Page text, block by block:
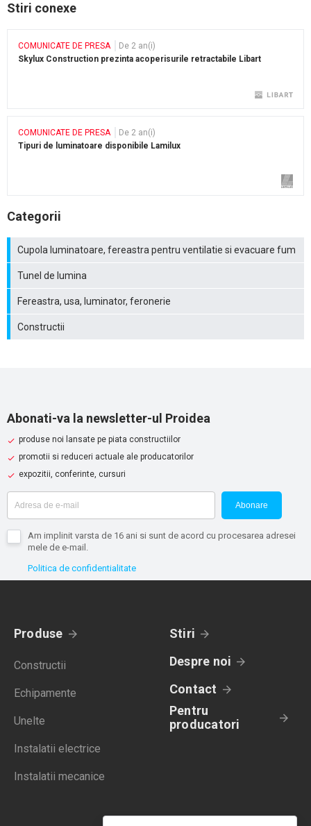
Stiri conexe
COMUNICATE DE PRESA
De 2 an(i)
Skylux Construction prezinta acoperisurile retractabile Libart
COMUNICATE DE PRESA
De 2 an(i)
Tipuri de luminatoare disponibile Lamilux
Categorii
Cupola luminatoare, fereastra pentru ventilatie si evacuare fum
Tunel de lumina
Fereastra, usa, luminator, feronerie
Constructii
Abonati-va la newsletter-ul Proidea
produse noi lansate pe piata constructiilor
promotii si reduceri actuale ale producatorilor
expozitii, conferinte, cursuri
Abonare
Am implinit varsta de 16 ani si sunt de acord cu procesarea adresei
mele de e-mail.
Politica de confidentialitate
Produse
Constructii
Echipamente
Unelte
Instalatii electrice
Instalatii mecanice
Stiri
Despre noi
Contact
Pentru
producatori